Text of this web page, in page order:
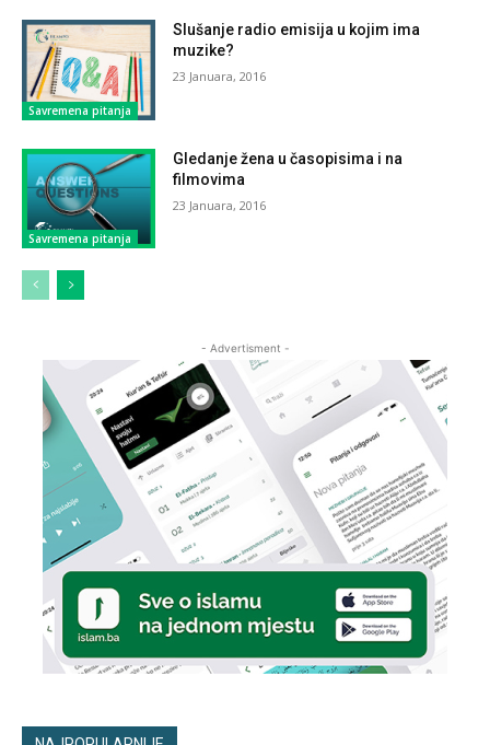
Savremena pitanja
Slušanje radio emisija u kojim ima
muzike?
23 Januara, 2016
Savremena pitanja
Gledanje žena u časopisima i na
filmovima
23 Januara, 2016
- Advertisment -